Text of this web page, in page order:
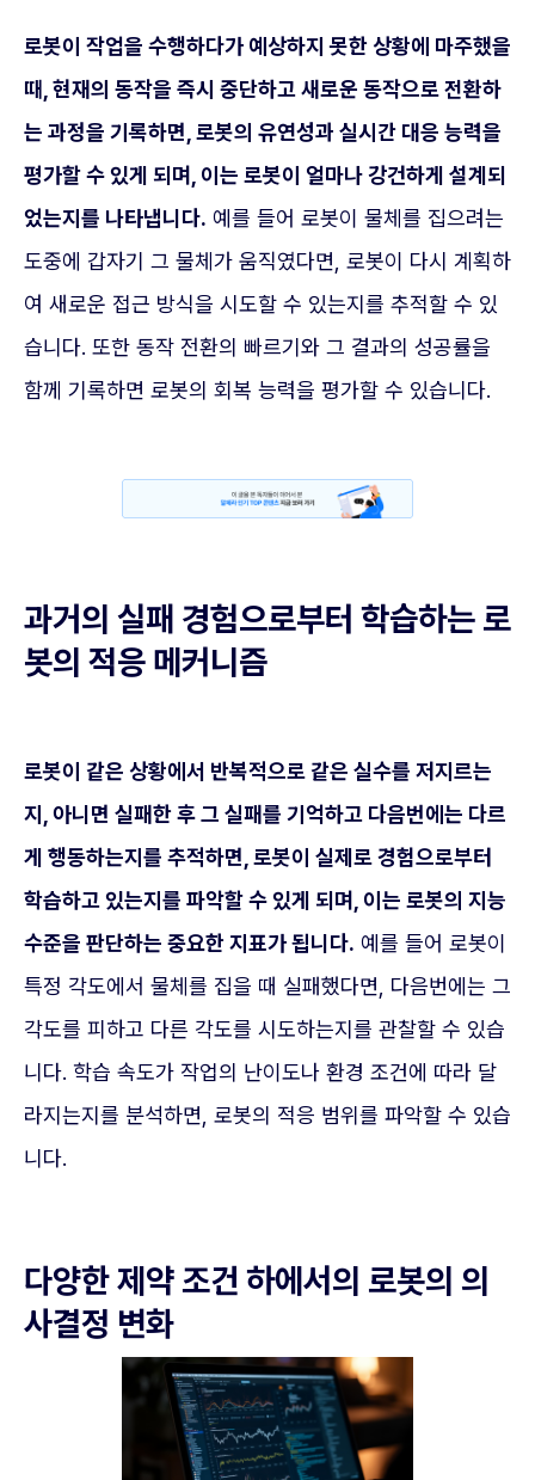
로봇이 작업을 수행하다가 예상하지 못한 상황에 마주했을
때, 현재의 동작을 즉시 중단하고 새로운 동작으로 전환하
는 과정을 기록하면, 로봇의 유연성과 실시간 대응 능력을
평가할 수 있게 되며, 이는 로봇이 얼마나 강건하게 설계되
었는지를 나타냅니다. 예를 들어 로봇이 물체를 집으려는
도중에 갑자기 그 물체가 움직였다면, 로봇이 다시 계획하
여 새로운 접근 방식을 시도할 수 있는지를 추적할 수 있
습니다. 또한 동작 전환의 빠르기와 그 결과의 성공률을
함께 기록하면 로봇의 회복 능력을 평가할 수 있습니다.
과거의 실패 경험으로부터 학습하는 로
봇의 적응 메커니즘
로봇이 같은 상황에서 반복적으로 같은 실수를 저지르는
지, 아니면 실패한 후 그 실패를 기억하고 다음번에는 다르
게 행동하는지를 추적하면, 로봇이 실제로 경험으로부터
학습하고 있는지를 파악할 수 있게 되며, 이는 로봇의 지능
수준을 판단하는 중요한 지표가 됩니다. 예를 들어 로봇이
특정 각도에서 물체를 집을 때 실패했다면, 다음번에는 그
각도를 피하고 다른 각도를 시도하는지를 관찰할 수 있습
니다. 학습 속도가 작업의 난이도나 환경 조건에 따라 달
라지는지를 분석하면, 로봇의 적응 범위를 파악할 수 있습
니다.
다양한 제약 조건 하에서의 로봇의 의
사결정 변화